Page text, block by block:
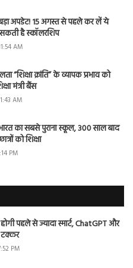
बड़ा अपडेट! 15 अगस्त से पहले कर लें ये
है स्कॉलरशिप
AM
“शिक्षा क्रांति” के व्यापक प्रभाव को
मंत्री बैंस
AM
का सबसे पुराना स्कूल, 300 साल बाद
को शिक्षा
PM
पहले से ज्यादा स्मार्ट, ChatGPT और
PM